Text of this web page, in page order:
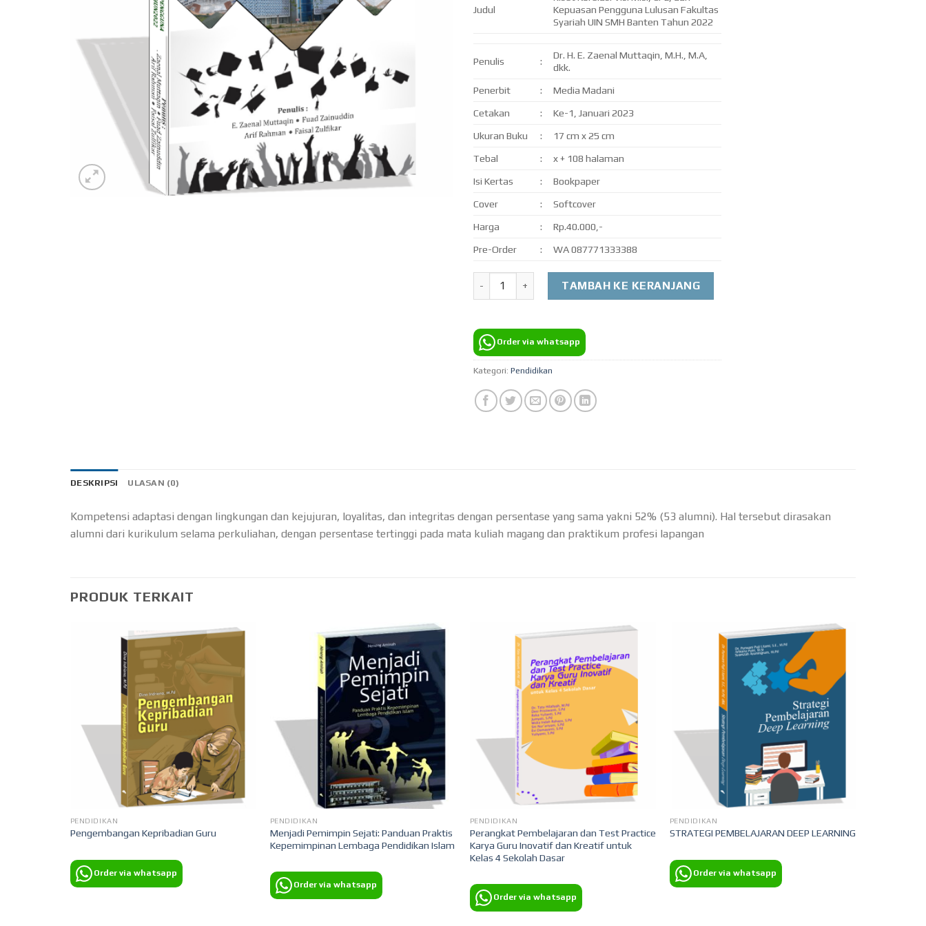
Judul
Kepuasan Pengguna Lulusan Fakultas
Syariah UIN SMH Banten Tahun 2022
Penulis :
Dr. H. E. Zaenal Muttaqin, M.H., M.A,
dkk.
Penerbit : Media Madani
Cetakan : Ke-1, Januari 2023
Ukuran Buku : 17 cm x 25 cm
Tebal : x + 108 halaman
Isi Kertas : Bookpaper
Cover : Softcover
Harga : Rp.40.000,-
Pre-Order : WA 087771333388
TAMBAH KE KERANJANG
Order via whatsapp
Kategori: Pendidikan
DESKRIPSI ULASAN (0)
Kompetensi adaptasi dengan lingkungan dan kejujuran, loyalitas, dan integritas dengan persentase yang sama yakni 52% (53 alumni). Hal tersebut dirasakan
alumni dari kurikulum selama perkuliahan, dengan persentase tertinggi pada mata kuliah magang dan praktikum profesi lapangan
PRODUK TERKAIT
PENDIDIKAN
Pengembangan Kepribadian Guru
Order via whatsapp
PENDIDIKAN
Menjadi Pemimpin Sejati: Panduan Praktis
Kepemimpinan Lembaga Pendidikan Islam
Order via whatsapp
PENDIDIKAN
Perangkat Pembelajaran dan Test Practice
Karya Guru Inovatif dan Kreatif untuk
Kelas 4 Sekolah Dasar
Order via whatsapp
PENDIDIKAN
STRATEGI PEMBELAJARAN DEEP LEARNING
Order via whatsapp